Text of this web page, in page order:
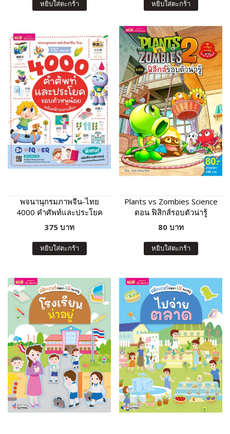
หยิบใส่ตะกร้า หยิบใส่ตะกร้า
พจนานุกรมภาพจีน-ไทย
4000 คำศัพท์และประโยค
รอบตัวหนูน้อย
375 บาท
หยิบใส่ตะกร้า
Plants vs Zombies Science
ตอน ฟิสิกส์รอบตัวน่ารู้
80 บาท
หยิบใส่ตะกร้า